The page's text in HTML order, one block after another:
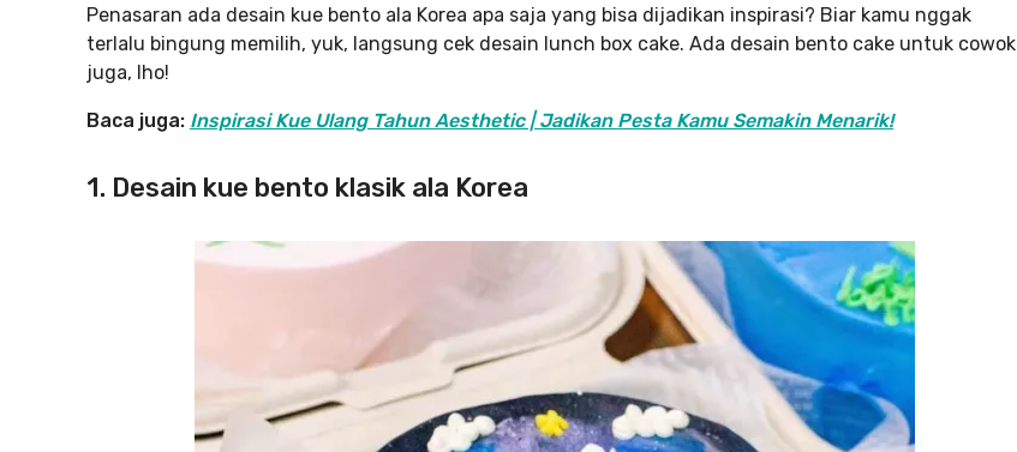
Penasaran ada desain kue bento ala Korea apa saja yang bisa dijadikan inspirasi? Biar kamu nggak
terlalu bingung memilih, yuk, langsung cek desain lunch box cake. Ada desain bento cake untuk cowok
juga, lho!
Baca juga: Inspirasi Kue Ulang Tahun Aesthetic | Jadikan Pesta Kamu Semakin Menarik!
1. Desain kue bento klasik ala Korea